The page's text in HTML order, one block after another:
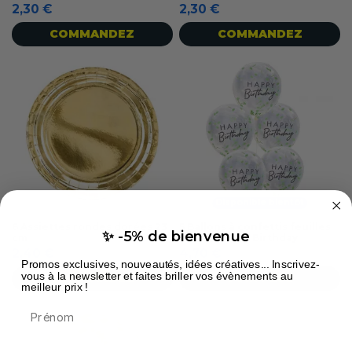
2,30 €
COMMANDEZ
2,30 €
COMMANDEZ
COMMANDEZ
vertes Happy Birthday
VOIR PLUS
✨ -5% de bienvenue
Promos exclusives, nouveautés, idées créatives... Inscrivez-
vous à la newsletter et faites briller vos évènements au
meilleur prix !
Prénom